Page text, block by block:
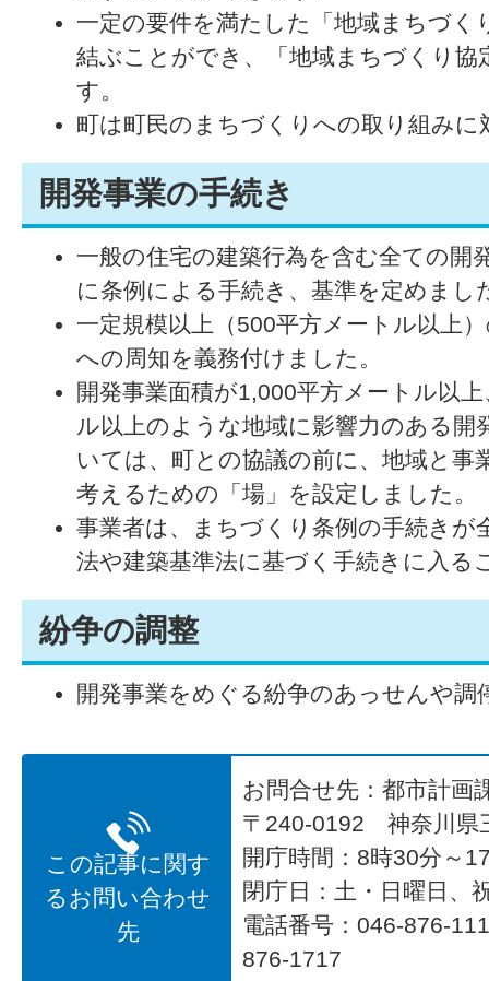
一定の要件を満たした「地域まちづく
結ぶことができ、「地域まちづくり
す。
町は町民のまちづくりへの取り組みに
開発事業の手続き
一般の住宅の建築行為を含む全ての開
に条例による手続き、基準を定めまし
一定規模以上（500平方メートル以上
への周知を義務付けました。
開発事業面積が1,000平方メートル以
ル以上のような地域に影響力のある開
いては、町との協議の前に、地域と事
考えるための「場」を設定しました。
事業者は、まちづくり条例の手続きが
法や建築基準法に基づく手続きに入る
紛争の調整
開発事業をめぐる紛争のあっせんや調
この記事に関す
るお問い合わせ
先
お問合せ先：都市計画
〒240-0192 神奈川県
開庁時間：8時30分～
閉庁日：土・日曜日、
電話番号：046-876-
876-1717